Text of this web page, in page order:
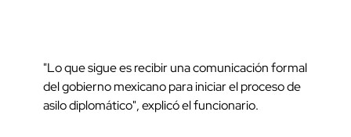
"Lo que sigue es recibir una comunicación formal
del gobierno mexicano para iniciar el proceso de
asilo diplomático", explicó el funcionario.